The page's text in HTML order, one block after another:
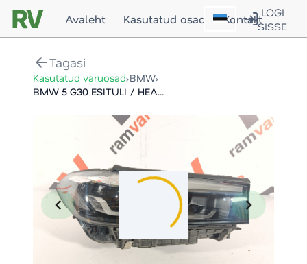
Avaleht Kasutatud osad KontaktLOGI
SISSE
arrow_backTagasi
Kasutatud varuosad›BMW›
BMW 5 G30 ESITULI / HEADLIGHT
chevron_left chevron_right